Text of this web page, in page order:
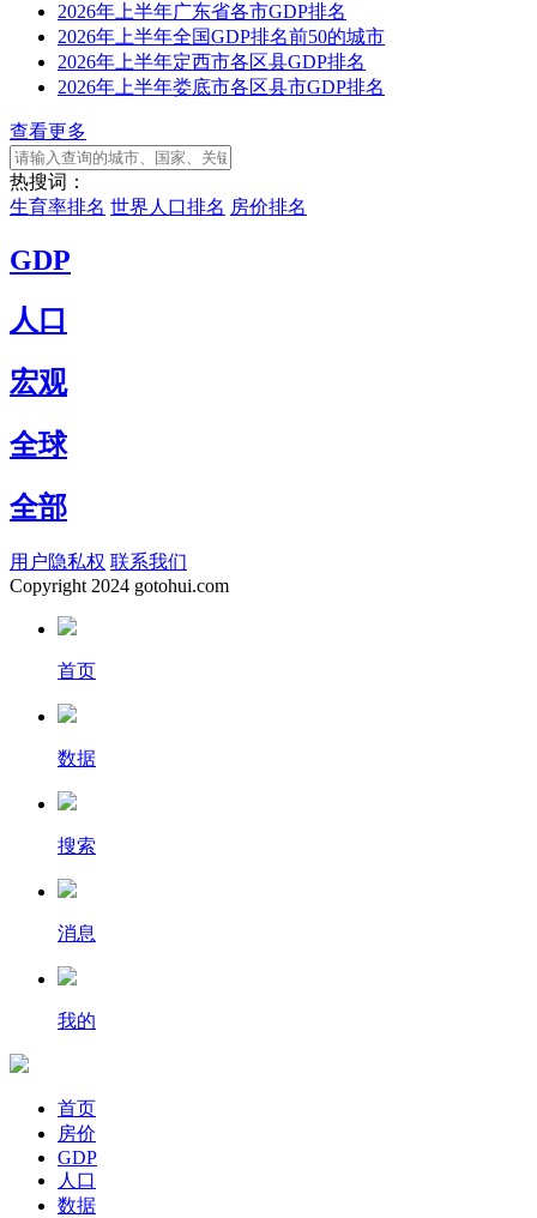
2026年上半年广东省各市GDP排名
2026年上半年全国GDP排名前50的城市
2026年上半年定西市各区县GDP排名
2026年上半年娄底市各区县市GDP排名
查看更多
热搜词：
生育率排名 世界人口排名 房价排名
GDP
人口
宏观
全球
全部
用户隐私权 联系我们
Copyright 2024 gotohui.com
首页
数据
搜索
消息
我的
首页
房价
GDP
人口
数据